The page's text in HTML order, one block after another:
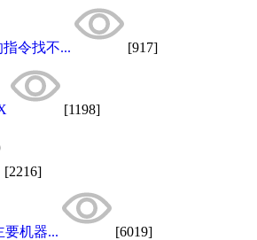
令找不... [917]
[1198]
[2216]
要机器... [6019]